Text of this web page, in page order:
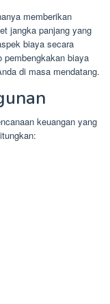
memberikan
jangka panjang yang
biaya secara
biaya
di masa mendatang.
keuangan yang